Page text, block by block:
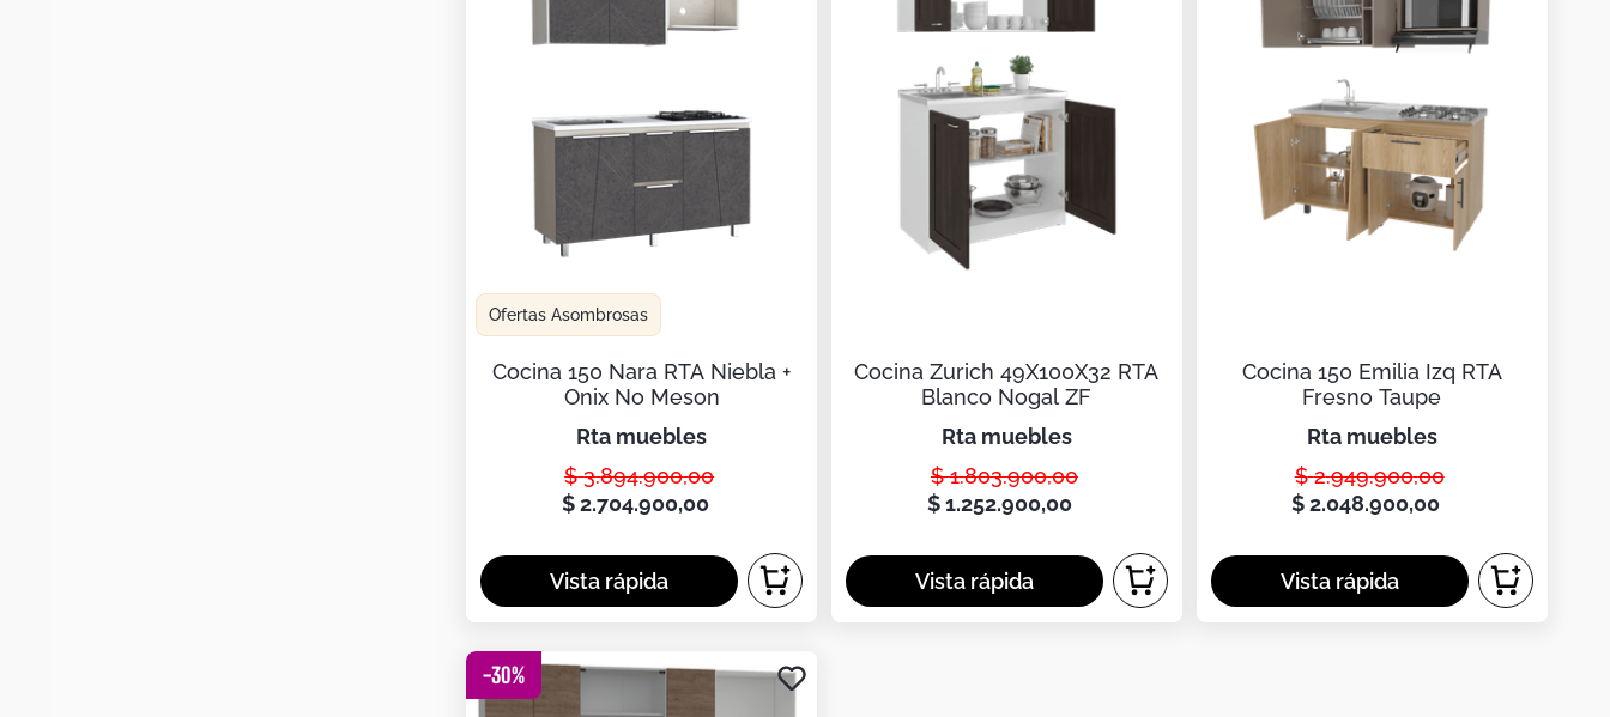
Ofertas Asombrosas
Cocina 150 Nara RTA Niebla +
Onix No Meson
rta muebles
$ 3.894.900,00
$ 2.704.900,00
Cocina Zurich 49X100X32 RTA
Blanco Nogal ZF
rta muebles
$ 1.803.900,00
$ 1.252.900,00
Cocina 150 Emilia Izq RTA
Fresno Taupe
rta muebles
$ 2.949.900,00
$ 2.048.900,00
-30%